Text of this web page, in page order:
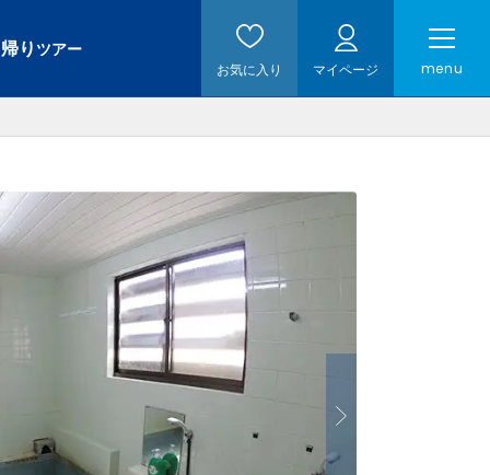
り ツアー
お気に入り マイページ menu